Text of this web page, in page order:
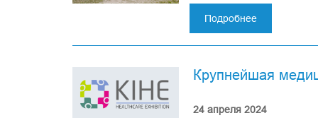
Подробнее
Корпоратив
компании
как
отметили
Крупнейшая
24 апреля 2024